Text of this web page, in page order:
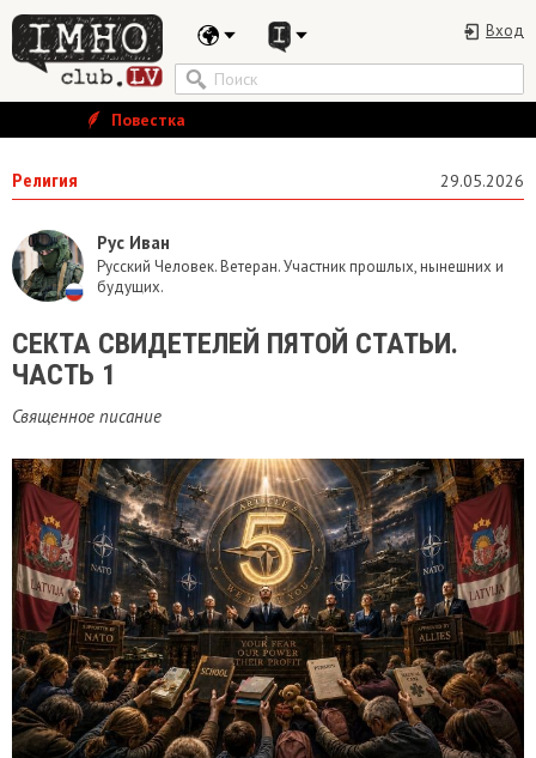
Вход
Повестка
Религия 29.05.2026
Рус Иван
Русский Человек. Ветеран. Участник прошлых, нынешних и
будущих.
​СЕКТА СВИДЕТЕЛЕЙ ПЯТОЙ СТАТЬИ.
ЧАСТЬ 1
Священное писание